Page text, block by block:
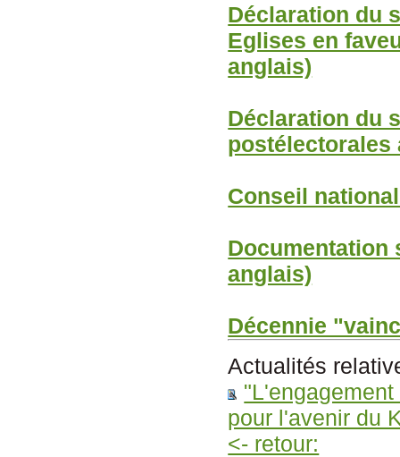
Déclaration du
Eglises en
anglais)
Déclaration du
postélectorales
Conseil
Documentation
anglais)
Décennie
Actualités
pour l'avenir du
<- retour: